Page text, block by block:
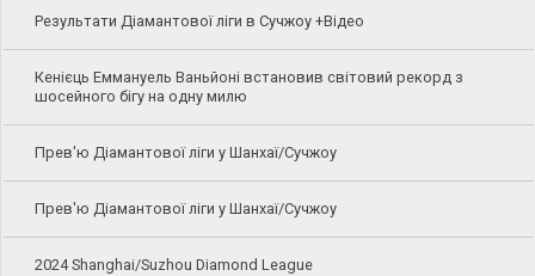
Результати Діамантової ліги в Сучжоу +Відео
Кенієць Еммануель Ваньйоні встановив світовий рекорд з
шосейного бігу на одну милю
Прев'ю Діамантової ліги у Шанхаї/Сучжоу
Прев'ю Діамантової ліги у Шанхаї/Сучжоу
2024 Shanghai/Suzhou Diamond League